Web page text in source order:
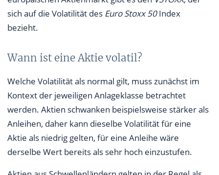
sich auf die Volatilität des Euro Stoxx 50Index
bezieht.
Wann ist eine Aktie volatil?
Welche Volatilität als normal gilt, muss zunächst im
Kontext der jeweiligen Anlageklasse betrachtet
werden. Aktien schwanken beispielsweise stärker als
Anleihen, daher kann dieselbe Volatilität für eine
Aktie als niedrig gelten, für eine Anleihe wäre
derselbe Wert bereits als sehr hoch einzustufen.